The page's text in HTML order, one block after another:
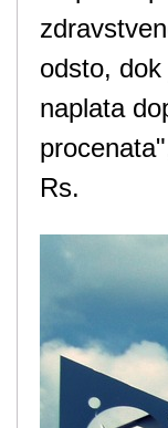
odsto,
naplata
Rs.